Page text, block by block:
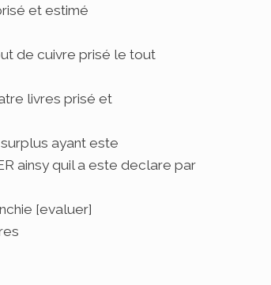
et estimé
de cuivre prisé le tout
livres prisé et
ayant este
ainsy quil a este declare par
[evaluer]